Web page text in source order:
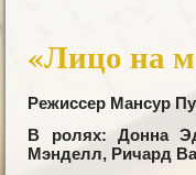
«Лицо на
Режиссер Мансур
В ролях: Донна
Мэнделл, Ричард